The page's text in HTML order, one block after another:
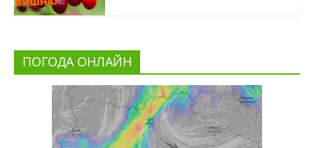
ПОГОДА ОНЛАЙН